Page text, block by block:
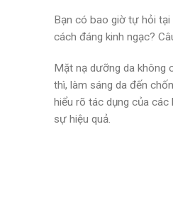
Bạn có bao giờ tự hỏi
cách đáng kinh ngạc?
Mặt nạ dưỡng da không
thì, làm sáng da đến
hiểu rõ tác dụng của
sự hiệu quả.